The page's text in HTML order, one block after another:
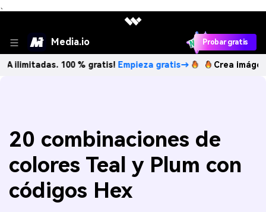
、
Media.io Probar gratis
100 % gratis!Empieza gratis→ Crea imágenes IA
20 combinaciones de
colores Teal y Plum con
códigos Hex